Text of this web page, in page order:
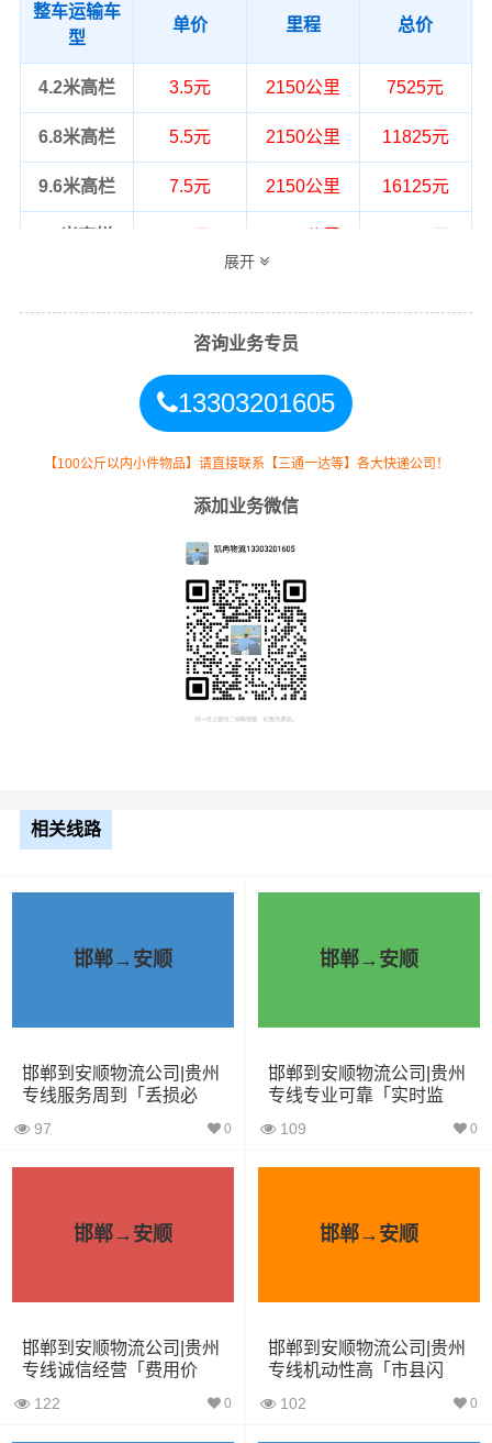
整车运输车
型
单价 里程 总价
4.2米高栏 3.5元 2150公里 7525元
6.8米高栏 5.5元 2150公里 11825元
9.6米高栏 7.5元 2150公里 16125元
整车运输价格计算方式通常是按单价×公
考，不作为最终成交价格，望知晓！
车型
4.2米货车 22立方 4.2×2.4×2.5
5.2米货车 31立方 8吨 5.2×2.4×2.6
6.8米货车 40立方 10吨 6.8×2.4×2.8
7.6米货车 48立方 16吨 7.6×2.4×2.8
9.6米货车 58立方 18吨 9.6×2.4×2.5
13米货车 80立方 13×2.4×2.8
其他货主物流经验分享
已发过邯郸到安顺物流专线的货主告诉大家如果你选择了
展开
咨询业务专员
13303201605
【100公斤以内小件物品】请直接联系【三通一达等】各大快递公司！
添加业务微信
相关线路
邯郸→安顺
邯郸到安顺物流公司|贵州
专线服务周到「丢损必
97 0
邯郸→安顺
邯郸到安顺物流公司|贵州
专线专业可靠「实时监
109 0
邯郸→安顺
邯郸到安顺物流公司|贵州
专线诚信经营「费用价
122 0
邯郸→安顺
邯郸到安顺物流公司|贵州
专线机动性高「市县闪
102 0